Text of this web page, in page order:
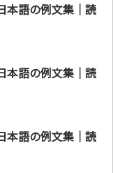
本語の例文集｜読
本語の例文集｜読
本語の例文集｜読